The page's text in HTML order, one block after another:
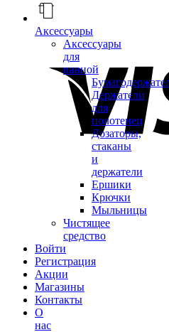
Аксессуары
Аксессуары
для
ванной
Держатели
для
полотенец
Дозаторы,
стаканы
и
держатели
Ершики
Крючки
Мыльницы
Чистящее
средство
Войти
Регистрация
Акции
Магазины
Контакты
О
нас